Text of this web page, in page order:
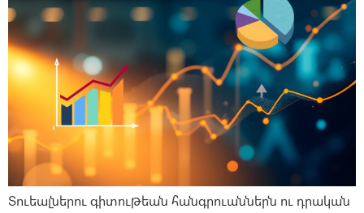
Տուեալներու գիտութեան հանգրուաններն ու դրական